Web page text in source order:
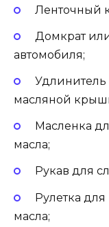
Ленточный
Домкрат
автомобиля;
Удлинитель
масляной
Масленка
масла;
Рукав для
Рулетка
масла;